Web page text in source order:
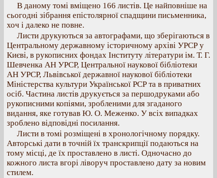
В даному томі вміщено 166 листів. Це найповніше на
сьогодні зібрання епістолярної спадщини письменника,
хоч і далеко не повне.
Листи друкуються за автографами, що зберігаються в
Центральному державному історичному архіві УРСР у
Києві, в рукописних фондах Інституту літератури ім. Т. Г.
Шевченка АН УРСР, Центральної наукової бібліотеки
АН УРСР, Львівської державної наукової бібліотеки
Міністерства культури Української РСР та в приватних
осіб. Частина листів друкується за першодруками або
рукописними копіями, зробленими для згаданого
видання, яке готував Ю. О. Меженко. У всіх випадках
зроблено відповідні посилання.
Листи в томі розміщені в хронологічному порядку.
Авторські дати в точній їх транскрипції подаються на
тому місці, де їх проставлено в листі. Одночасно до
кожного листа вгорі ліворуч проставлено дату за новим
стилем.